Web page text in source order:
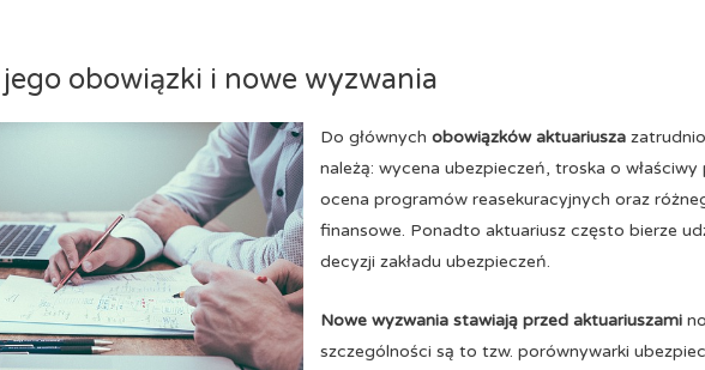
obowiązki i nowe wyzwania
Do głównychobowiązków aktuariusza
należą: wycena ubezpieczeń, troska o
ocena programów reasekuracyjnych oraz
finansowe. Ponadto aktuariusz często bierze
decyzji zakładu ubezpieczeń.
Nowe wyzwania stawiają przed aktuariuszami
szczególności są to tzw. porównywarki